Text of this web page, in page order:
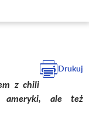
Drukuj
z chili
ameryki, ale też